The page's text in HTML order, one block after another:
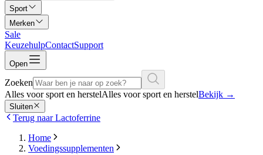
Sport
Merken
Sale
KeuzehulpContactSupport
Open
Zoeken
Alles voor sport en herstelAlles voor sport en herstelBekijk →
Sluiten
Terug naar Lactoferrine
Home
Voedingssupplementen